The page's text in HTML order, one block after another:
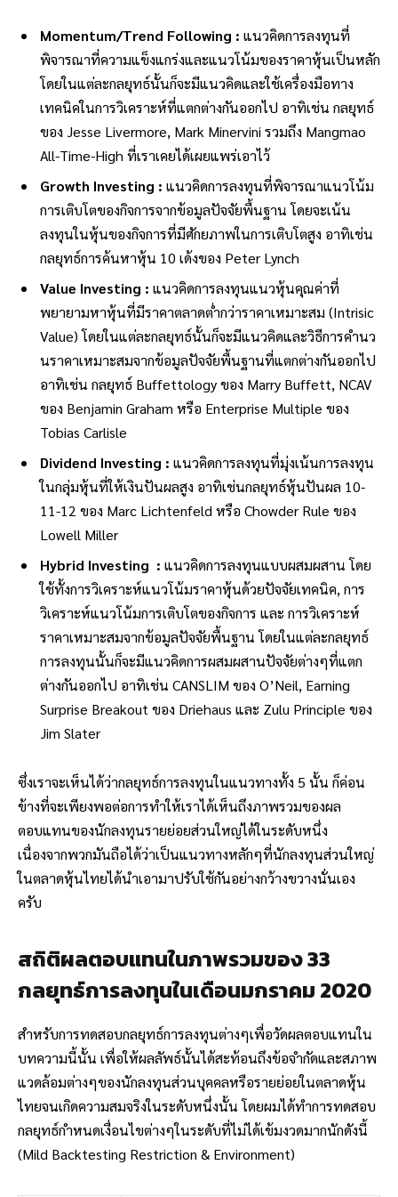
Momentum/Trend Following : แนวคิดการลงทุนที่
พิจารณาที่ความแข็งแกร่งและแนวโน้มของราคาหุ้นเป็นหลัก
โดยในแต่ละกลยุทธ์นั้นก็จะมีแนวคิดและใช้เครื่องมือทาง
เทคนิคในการวิเคราะห์ที่แตกต่างกันออกไป อาทิเช่น กลยุทธ์
ของ Jesse Livermore, Mark Minervini รวมถึง Mangmao
All-Time-High ที่เราเคยได้เผยแพร่เอาไว้
Growth Investing : แนวคิดการลงทุนที่พิจารณาแนวโน้ม
การเติบโตของกิจการจากข้อมูลปัจจัยพื้นฐาน โดยจะเน้น
ลงทุนในหุ้นของกิจการที่มีศักยภาพในการเติบโตสูง อาทิเช่น
กลยุทธ์การค้นหาหุ้น 10 เด้งของ Peter Lynch
Value Investing : แนวคิดการลงทุนแนวหุ้นคุณค่าที่
พยายามหาหุ้นที่มีราคาตลาดต่ำกว่าราคาเหมาะสม (Intrisic
Value) โดยในแต่ละกลยุทธ์นั้นก็จะมีแนวคิดและวิธีการคำนว
นราคาเหมาะสมจากข้อมูลปัจจัยพื้นฐานที่แตกต่างกันออกไป
อาทิเช่น กลยุทธ์ Buffettology ของ Marry Buffett, NCAV
ของ Benjamin Graham หรือ Enterprise Multiple ของ
Tobias Carlisle
Dividend Investing : แนวคิดการลงทุนที่มุ่งเน้นการลงทุน
ในกลุ่มหุ้นที่ให้เงินปันผลสูง อาทิเช่นกลยุทธ์หุ้นปันผล 10-
11-12 ของ Marc Lichtenfeld หรือ Chowder Rule ของ
Lowell Miller
Hybrid Investing : แนวคิดการลงทุนแบบผสมผสาน โดย
ใช้ทั้งการวิเคราะห์แนวโน้มราคาหุ้นด้วยปัจจัยเทคนิค, การ
วิเคราะห์แนวโน้มการเติบโตของกิจการ และ การวิเคราะห์
ราคาเหมาะสมจากข้อมูลปัจจัยพื้นฐาน โดยในแต่ละกลยุทธ์
การลงทุนนั้นก็จะมีแนวคิดการผสมผสานปัจจัยต่างๆที่แตก
ต่างกันออกไป อาทิเช่น CANSLIM ของ O’Neil, Earning
Surprise Breakout ของ Driehaus และ Zulu Principle ของ
Jim Slater
ซึ่งเราจะเห็นได้ว่ากลยุทธ์การลงทุนในแนวทางทั้ง 5 นั้น ก็ค่อน
ข้างที่จะเพียงพอต่อการทำให้เราได้เห็นถึงภาพรวมของผล
ตอบแทนของนักลงทุนรายย่อยส่วนใหญ่ได้ในระดับหนึ่ง
เนื่องจากพวกมันถือได้ว่าเป็นแนวทางหลักๆที่นักลงทุนส่วนใหญ่
ในตลาดหุ้นไทยได้นำเอามาปรับใช้กันอย่างกว้างขวางนั่นเอง
ครับ
สถิติผลตอบแทนในภาพรวมของ 33
กลยุทธ์การลงทุนในเดือนมกราคม 2020
สำหรับการทดสอบกลยุทธ์การลงทุนต่างๆเพื่อวัดผลตอบแทนใน
บทความนี้นั้น เพื่อให้ผลลัพธ์นั้นได้สะท้อนถึงข้อจำกัดและสภาพ
แวดล้อมต่างๆของนักลงทุนส่วนบุคคลหรือรายย่อยในตลาดหุ้น
ไทยจนเกิดความสมจริงในระดับหนึ่งนั้น โดยผมได้ทำการทดสอบ
กลยุทธ์กำหนดเงื่อนไขต่างๆในระดับที่ไม่ได้เข้มงวดมากนักดังนี้
(Mild Backtesting Restriction & Environment)